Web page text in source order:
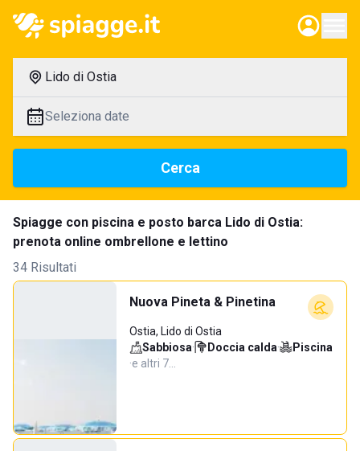
Lido di Ostia
Seleziona date
Cerca
Spiagge con piscina e posto barca Lido di Ostia:
prenota online ombrellone e lettino
34 Risultati
Nuova Pineta & Pinetina
Ostia, Lido di Ostia
Sabbiosa· Doccia calda·
Piscina
·e altri 7…